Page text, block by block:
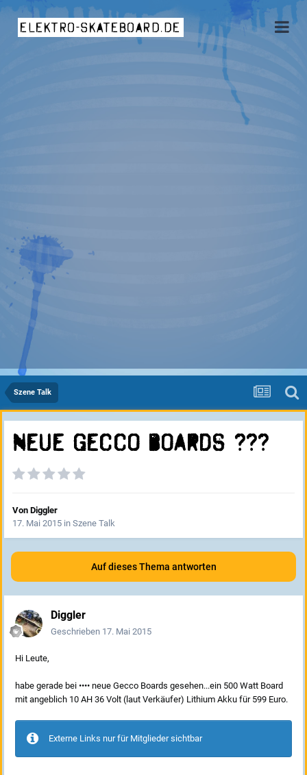
elektro-skateboard.de
Szene Talk
Neue Gecco Boards ???
Von Diggler
17. Mai 2015 in Szene Talk
Auf dieses Thema antworten
Diggler
Geschrieben 17. Mai 2015
Hi Leute,
habe gerade bei •••• neue Gecco Boards gesehen...ein 500 Watt Board
mit angeblich 10 AH 36 Volt (laut Verkäufer) Lithium Akku für 599 Euro.
Externe Links nur für Mitglieder sichtbar